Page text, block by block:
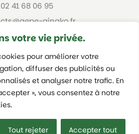
votre vie privée.
pour améliorer votre
diffuser des publicités ou
et analyser notre trafic. En
», vous consentez à notre
Tout rejeter Accepter tout
02 41 68 06 95
gingko.fr
| Mentions légales